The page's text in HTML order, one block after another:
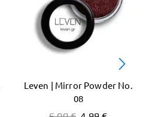
Leven | Mirror Powder No.
08